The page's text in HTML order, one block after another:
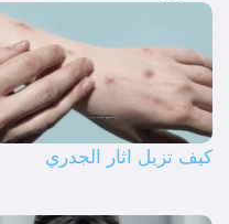
كيف تزيل اثار الجدري